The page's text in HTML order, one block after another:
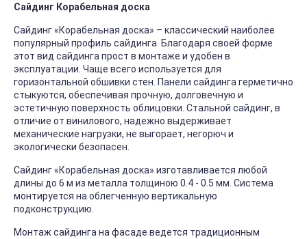
Сайдинг Корабельная доска
Сайдинг «Корабельная доска» – классический наиболее
популярный профиль сайдинга. Благодаря своей форме
этот вид сайдинга прост в монтаже и удобен в
эксплуатации. Чаще всего используется для
горизонтальной обшивки стен. Панели сайдинга герметично
стыкуются, обеспечивая прочную, долговечную и
эстетичную поверхность облицовки. Стальной сайдинг, в
отличие от винилового, надежно выдерживает
механические нагрузки, не выгорает, негорюч и
экологически безопасен.
Сайдинг «Корабельная доска» изготавливается любой
длины до 6 м из металла толщиною 0.4 - 0.5 мм. Система
монтируется на облегченную вертикальную
подконструкцию.
Монтаж сайдинга на фасаде ведется традиционным